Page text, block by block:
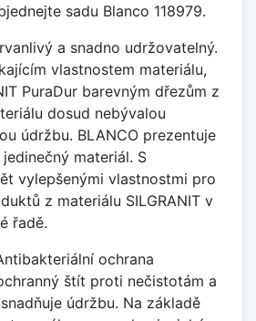
sadu Blanco 118979.
a snadno udržovatelný.
vlastnostem materiálu,
PuraDur barevným dřezům z
dosud nebývalou
údržbu. BLANCO prezentuje
materiál. S
vylepšenými vlastnostmi pro
z materiálu SILGRANIT v
řadě.
ochrana
štít proti nečistotám a
údržbu. Na základě